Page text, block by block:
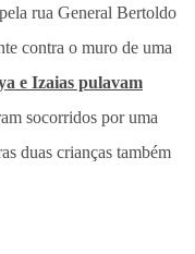
rua General Bertoldo
contra o muro de uma
e Izaias pulavam
socorridos por uma
duas crianças também